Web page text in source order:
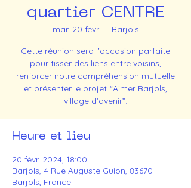
quartier CENTRE
mar. 20 févr.
  |
Barjols
Cette réunion sera l'occasion parfaite
pour tisser des liens entre voisins,
renforcer notre compréhension mutuelle
et présenter le projet “Aimer Barjols,
village d’avenir”.
Heure et lieu
20 févr. 2024, 18:00
Barjols, 4 Rue Auguste Guion, 83670
Barjols, France